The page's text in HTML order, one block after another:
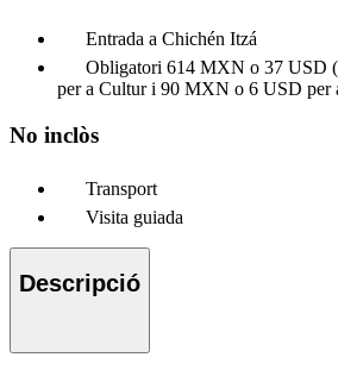
Entrada a Chichén Itzá
Obligatori 614 MXN o 37 USD
per a Cultur i 90 MXN o 6 USD
No inclòs
Transport
Visita guiada
Descripció